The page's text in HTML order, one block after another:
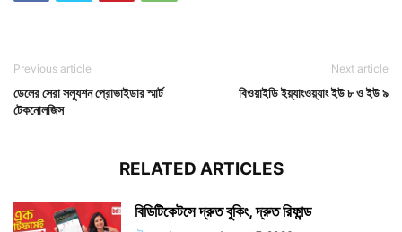
Previous article
ডেলের সেরা সল্যুশন প্রোভাইডার স্মার্ট
টেকনোলজিস
Next article
বিওয়াইডি ইয়্যাংওয়্যাং ইউ ৮ ও ইউ ৯
RELATED ARTICLES
বিডিটিকেটসে দ্রুত বুকিং, দ্রুত রিফান্ড